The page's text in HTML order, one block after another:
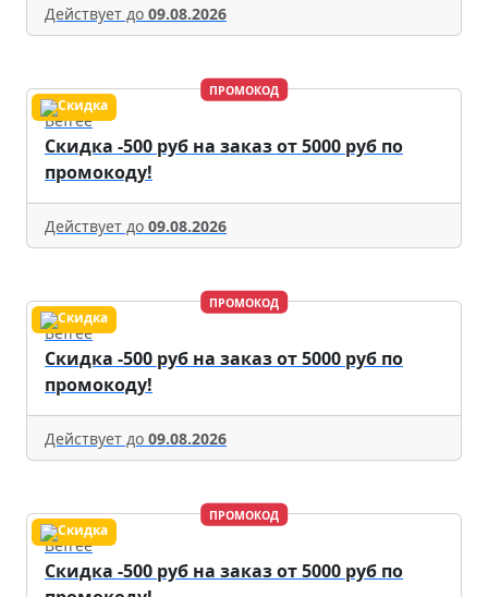
Действует до 09.08.2026
ПРОМОКОД
Befree
Скидка -500 руб на заказ от 5000 руб по
промокоду!
Действует до 09.08.2026
ПРОМОКОД
Befree
Скидка -500 руб на заказ от 5000 руб по
промокоду!
Действует до 09.08.2026
ПРОМОКОД
Befree
Скидка -500 руб на заказ от 5000 руб по